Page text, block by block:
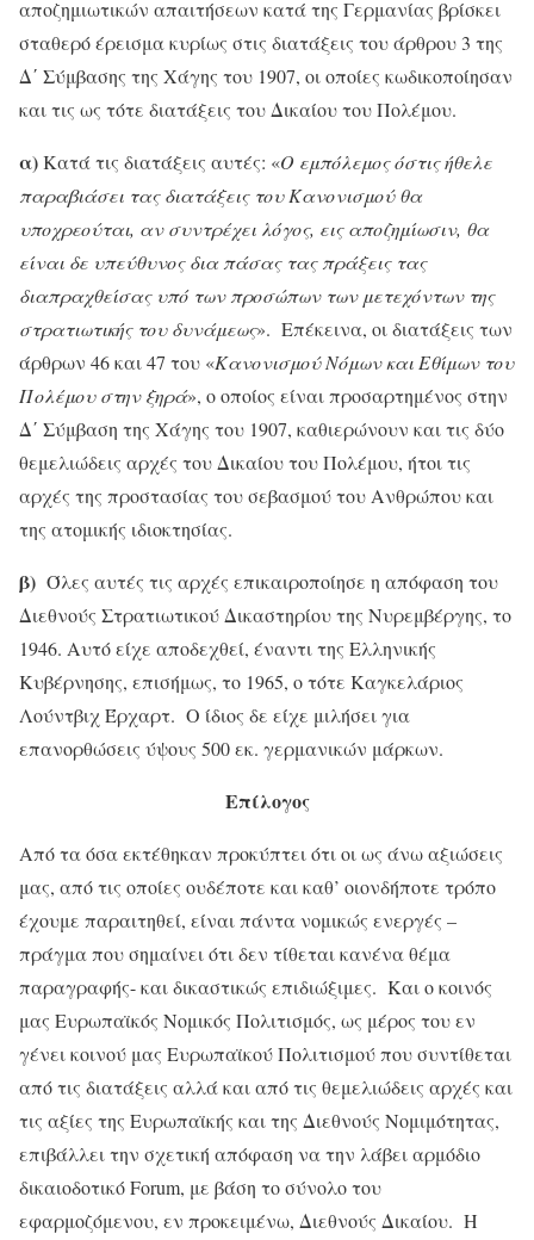
αποζημιωτικών απαιτήσεων κατά της Γερμανίας βρίσκει
σταθερό έρεισμα κυρίως στις διατάξεις του άρθρου 3 της
Δ΄ Σύμβασης της Χάγης του 1907, οι οποίες κωδικοποίησαν
και τις ως τότε διατάξεις του Δικαίου του Πολέμου.
α)Κατά τις διατάξεις αυτές: «Ο εμπόλεμος όστις ήθελε
παραβιάσει τας διατάξεις του Κανονισμού θα
υποχρεούται, αν συντρέχει λόγος, εις αποζημίωσιν, θα
είναι δε υπεύθυνος δια πάσας τας πράξεις τας
διαπραχθείσας υπό των προσώπων των μετεχόντων της
στρατιωτικής του δυνάμεως». Επέκεινα, οι διατάξεις των
άρθρων 46 και 47 του «Κανονισμού Νόμων και Εθίμων του
Πολέμου στην ξηρά», ο οποίος είναι προσαρτημένος στην
Δ΄ Σύμβαση της Χάγης του 1907, καθιερώνουν και τις δύο
θεμελιώδεις αρχές του Δικαίου του Πολέμου, ήτοι τις
αρχές της προστασίας του σεβασμού του Ανθρώπου και
της ατομικής ιδιοκτησίας.
β) Όλες αυτές τις αρχές επικαιροποίησε η απόφαση του
Διεθνούς Στρατιωτικού Δικαστηρίου της Νυρεμβέργης, το
1946. Αυτό είχε αποδεχθεί, έναντι της Ελληνικής
Κυβέρνησης, επισήμως, το 1965, ο τότε Καγκελάριος
Λούντβιχ Έρχαρτ. Ο ίδιος δε είχε μιλήσει για
επανορθώσεις ύψους 500 εκ. γερμανικών μάρκων.
Επίλογος
Από τα όσα εκτέθηκαν προκύπτει ότι οι ως άνω αξιώσεις
μας, από τις οποίες ουδέποτε και καθ’ οιονδήποτε τρόπο
έχουμε παραιτηθεί, είναι πάντα νομικώς ενεργές –
πράγμα που σημαίνει ότι δεν τίθεται κανένα θέμα
παραγραφής- και δικαστικώς επιδιώξιμες. Και ο κοινός
μας Ευρωπαϊκός Νομικός Πολιτισμός, ως μέρος του εν
γένει κοινού μας Ευρωπαϊκού Πολιτισμού που συντίθεται
από τις διατάξεις αλλά και από τις θεμελιώδεις αρχές και
τις αξίες της Ευρωπαϊκής και της Διεθνούς Νομιμότητας,
επιβάλλει την σχετική απόφαση να την λάβει αρμόδιο
δικαιοδοτικό Forum, με βάση το σύνολο του
εφαρμοζόμενου, εν προκειμένω, Διεθνούς Δικαίου. Η